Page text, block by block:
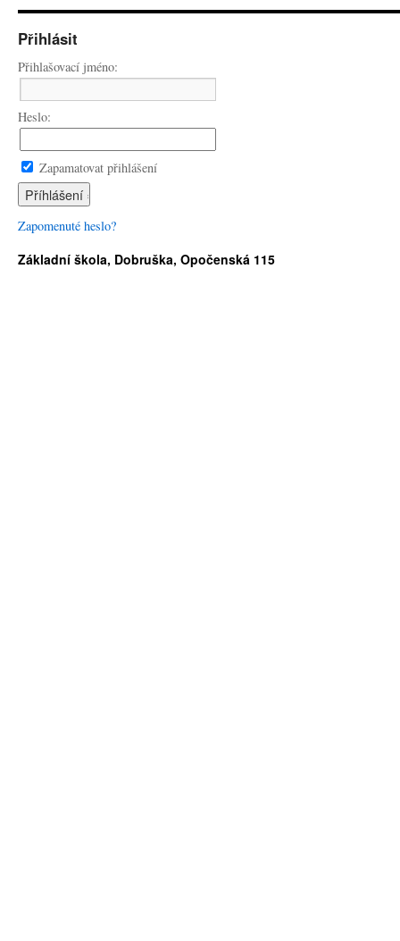
Přihlásit
Přihlašovací jméno:
Heslo:
Zapamatovat přihlášení
Zapomenuté heslo?
Základní škola, Dobruška, Opočenská 115